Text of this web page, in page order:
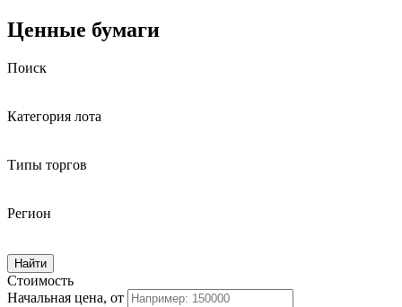
Ценные бумаги
Поиск
Категория лота
Типы торгов
Регион
Найти
Стоимость
Начальная цена, от